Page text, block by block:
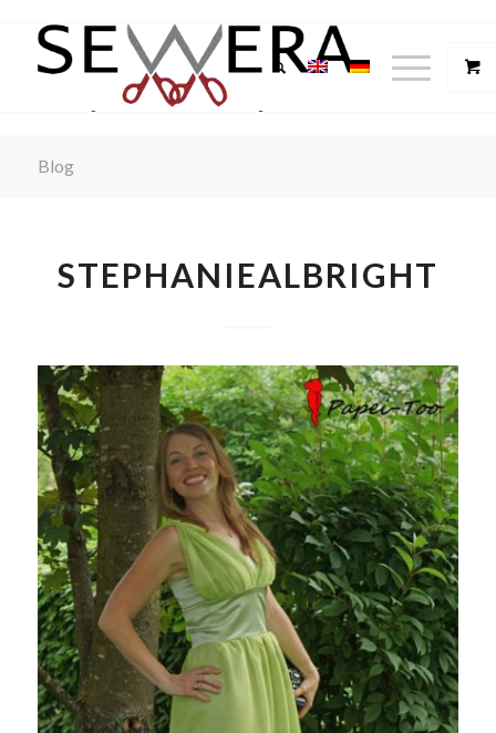
Blog
STEPHANIEALBRIGHT